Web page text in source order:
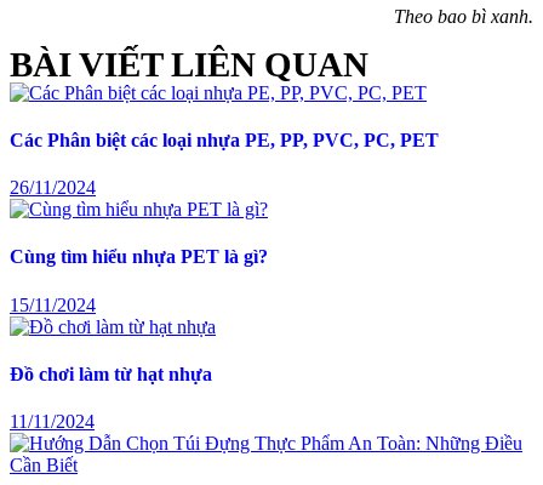
Theo bao bì xanh.
BÀI VIẾT LIÊN QUAN
Các Phân biệt các loại nhựa PE, PP, PVC, PC, PET
26/11/2024
Cùng tìm hiểu nhựa PET là gì?
15/11/2024
Đồ chơi làm từ hạt nhựa
11/11/2024